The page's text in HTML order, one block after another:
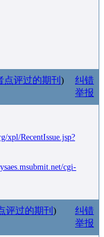
点评过的期刊 )
纠错
举报
xpl/RecentIssue.jsp?
cgi-
评过的期刊 )
纠错
举报